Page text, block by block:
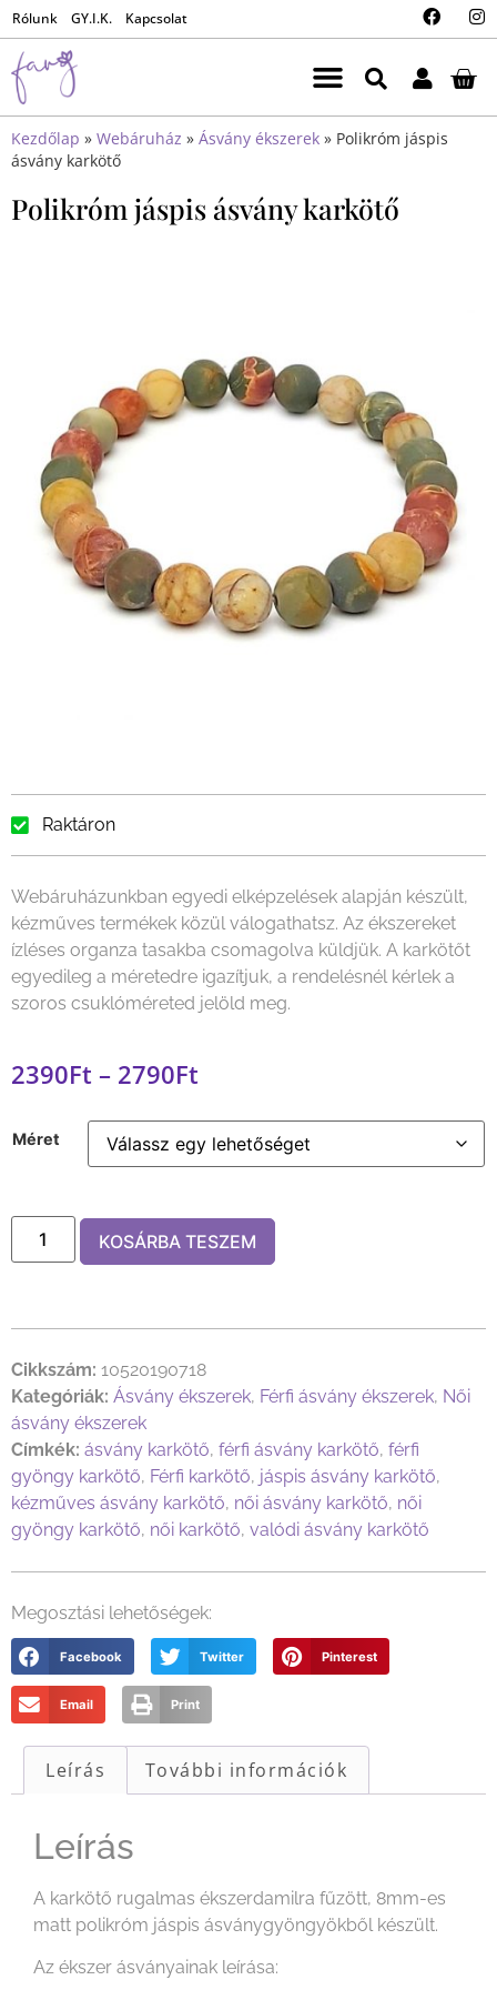
Rólunk GY.I.K. Kapcsolat
Kezdőlap » Webáruház » Ásvány ékszerek » Polikróm jáspis
ásvány karkötő
Polikróm jáspis ásvány karkötő
Raktáron
Webáruházunkban egyedi elképzelések alapján készült,
kézműves termékek közül válogathatsz. Az ékszereket
ízléses organza tasakba csomagolva küldjük. A karkötőt
egyedileg a méretedre igazítjuk, a rendelésnél kérlek a
szoros csuklóméreted jelöld meg.
2390Ft – 2790Ft
Méret
KOSÁRBA TESZEM
Cikkszám: 10520190718
Kategóriák: Ásvány ékszerek, Férfi ásvány ékszerek, Női
ásvány ékszerek
Címkék: ásvány karkötő, férfi ásvány karkötő, férfi
gyöngy karkötő, Férfi karkötő, jáspis ásvány karkötő,
kézműves ásvány karkötő, női ásvány karkötő, női
gyöngy karkötő, női karkötő, valódi ásvány karkötő
Megosztási lehetőségek:
Facebook Twitter Pinterest
Email Print
Leírás További információk
Leírás
A karkötő rugalmas ékszerdamilra fűzött, 8mm-es
matt polikróm jáspis ásványgyöngyökből készült.
Az ékszer ásványainak leírása: